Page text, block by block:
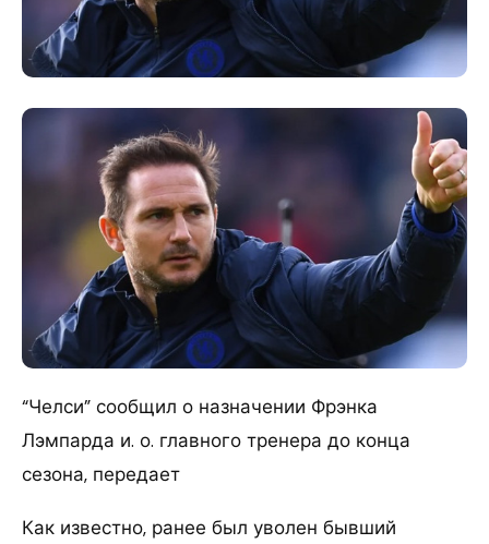
“Челси” сообщил о назначении Фрэнка
Лэмпарда и. о. главного тренера до конца
сезона, передает
Как известно, ранее был уволен бывший